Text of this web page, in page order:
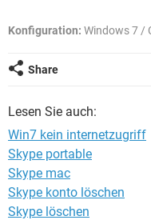
Konfiguration: Windows 7 /
Share
Lesen Sie auch:
Win7 kein internetzugriff
Skype portable
Skype mac
Skype konto löschen
Skype löschen